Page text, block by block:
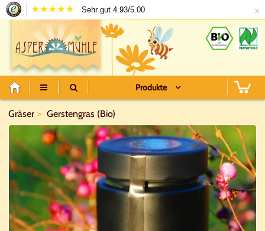
Sehr gut 4.93/5.00 ×
Produkte
Gräser Gerstengras (Bio)